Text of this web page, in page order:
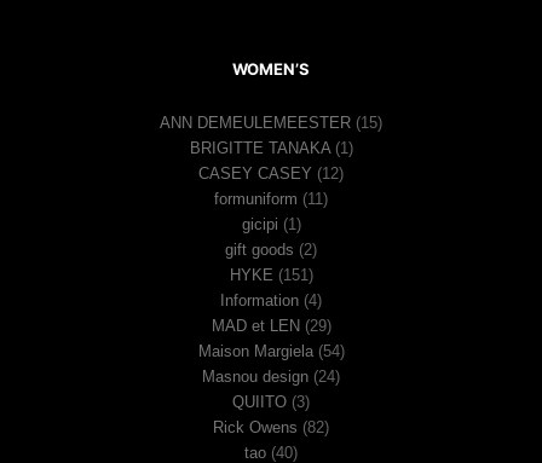
WOMEN’S
ANN DEMEULEMEESTER (15)
BRIGITTE TANAKA(1)
CASEY CASEY (12)
formuniform (11)
gicipi (1)
gift goods (2)
HYKE (151)
Information (4)
MAD et LEN (29)
Maison Margiela(54)
Masnou design (24)
QUIITO (3)
Rick Owens (82)
tao (40)